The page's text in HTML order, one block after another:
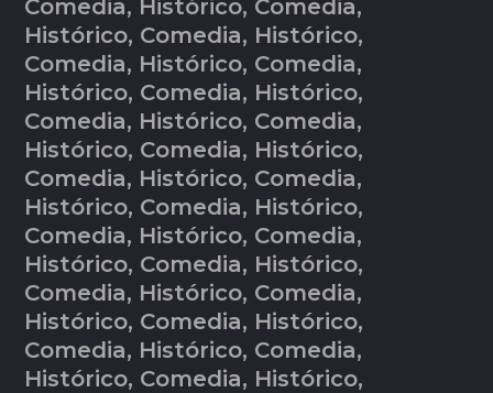
Comedia, Histórico, Comedia,
Histórico, Comedia, Histórico,
Comedia, Histórico, Comedia,
Histórico, Comedia, Histórico,
Comedia, Histórico, Comedia,
Histórico, Comedia, Histórico,
Comedia, Histórico, Comedia,
Histórico, Comedia, Histórico,
Comedia, Histórico, Comedia,
Histórico, Comedia, Histórico,
Comedia, Histórico, Comedia,
Histórico, Comedia, Histórico,
Comedia, Histórico, Comedia,
Histórico, Comedia, Histórico,